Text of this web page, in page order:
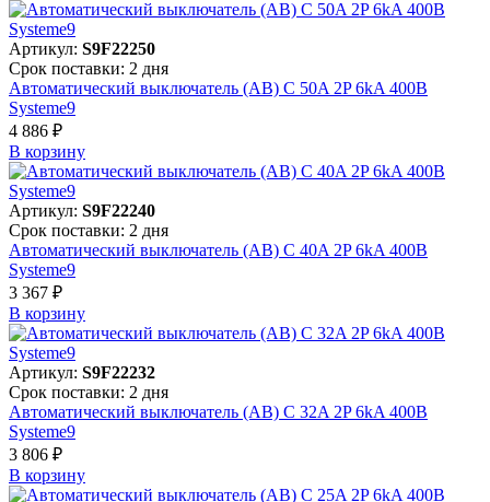
Артикул: S9F22250
Срок поставки: 2 дня
Автоматический выключатель (АВ) C 50A 2P 6kA 400В
Systeme9
4 886 ₽
В корзинy
Артикул: S9F22240
Срок поставки: 2 дня
Автоматический выключатель (АВ) C 40A 2P 6kA 400В
Systeme9
3 367 ₽
В корзинy
Артикул: S9F22232
Срок поставки: 2 дня
Автоматический выключатель (АВ) C 32A 2P 6kA 400В
Systeme9
3 806 ₽
В корзинy